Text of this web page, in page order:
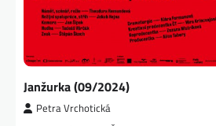
Janžurka (09/2024)
Petra Vrchotická